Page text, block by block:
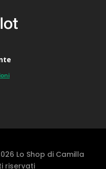
Lo Shop di Camilla
riservati